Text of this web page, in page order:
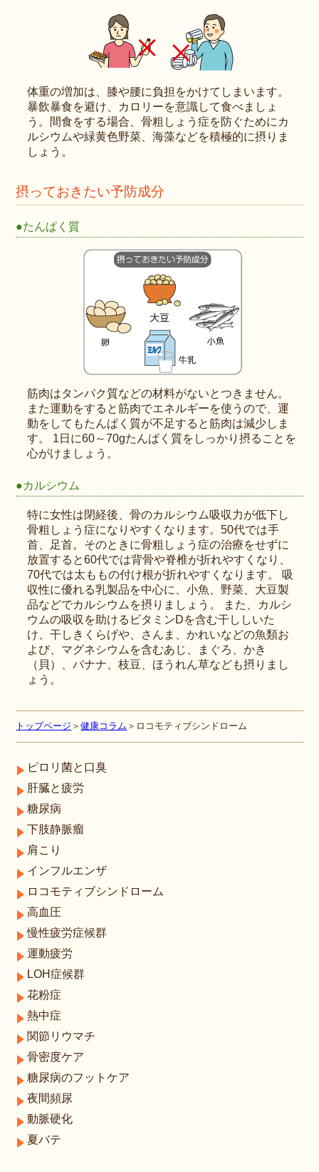
体重の増加は、膝や腰に負担をかけてしまいます。
暴飲暴食を避け、カロリーを意識して食べましょ
う。間食をする場合、骨粗しょう症を防ぐためにカ
ルシウムや緑黄色野菜、海藻などを積極的に摂りま
しょう。
摂っておきたい予防成分
●たんぱく質
筋肉はタンパク質などの材料がないとつきません。
また運動をすると筋肉でエネルギーを使うので、運
動をしてもたんぱく質が不足すると筋肉は減少しま
す。 1日に60～70gたんぱく質をしっかり摂ることを
心がけましょう。
●カルシウム
特に女性は閉経後、骨のカルシウム吸収力が低下し
骨粗しょう症になりやすくなります。50代では手
首、足首。そのときに骨粗しょう症の治療をせずに
放置すると60代では背骨や脊椎が折れやすくなり、
70代では太ももの付け根が折れやすくなります。 吸
収性に優れる乳製品を中心に、小魚、野菜、大豆製
品などでカルシウムを摂りましょう。 また、カルシ
ウムの吸収を助けるビタミンDを含む干ししいた
け、干しきくらげや、さんま、かれいなどの魚類お
よび、マグネシウムを含むあじ、まぐろ、かき
（貝）、バナナ、枝豆、ほうれん草なども摂りまし
ょう。
トップページ ＞健康コラム ＞ロコモティブシンドローム
ピロリ菌と口臭
肝臓と疲労
糖尿病
下肢静脈瘤
肩こり
インフルエンザ
ロコモティブシンドローム
高血圧
慢性疲労症候群
運動疲労
LOH症候群
花粉症
熱中症
関節リウマチ
骨密度ケア
糖尿病のフットケア
夜間頻尿
動脈硬化
夏バテ